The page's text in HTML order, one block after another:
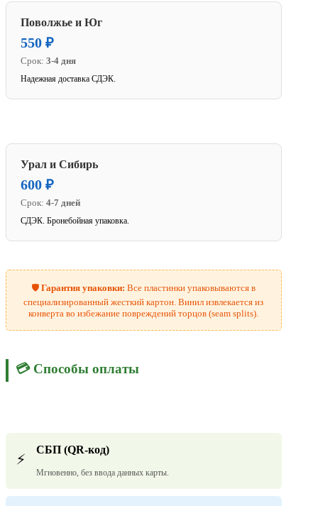
Поволжье и Юг
550 ₽
Срок: 3-4 дня
Надежная доставка СДЭК.
Урал и Сибирь
600 ₽
Срок: 4-7 дней
СДЭК. Бронебойная упаковка.
🛡️Гарантия упаковки: Все пластинки упаковываются в
специализированный жесткий картон. Винил извлекается из
конверта во избежание повреждений торцов (seam splits).
💳 Способы оплаты
⚡
СБП (QR-код)
Мгновенно, без ввода данных карты.